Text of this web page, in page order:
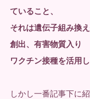
ていること、
それは遺伝子組み換
創出、有害物質入り
ワクチン接種を活用
しかし一番記事下に